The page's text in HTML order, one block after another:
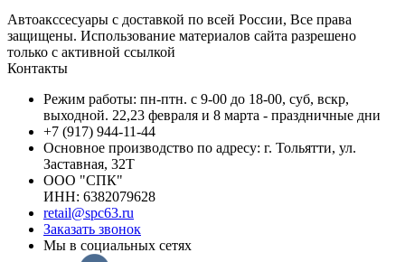
Автоакссесуары с доставкой по всей России, Все права
защищены. Использование материалов сайта разрешено
только с активной ссылкой
Контакты
Режим работы: пн-птн. с 9-00 до 18-00, суб, вскр,
выходной. 22,23 февраля и 8 марта - праздничные дни
+7 (917) 944-11-44
Основное производство по адресу: г. Тольятти, ул.
Заставная, 32Т
ООО "СПК"
ИНН: 6382079628
retail@spc63.ru
Заказать звонок
Мы в социальных сетях